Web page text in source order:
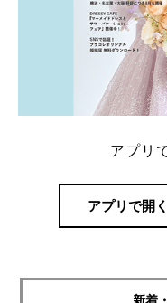
アプリ
アプリで開く